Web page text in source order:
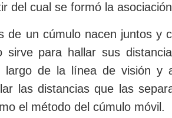
del cual se formó la
de un cúmulo nacen juntos y
sirve para hallar sus
largo de la línea de visión y
las distancias que las
el método del cúmulo móvil.